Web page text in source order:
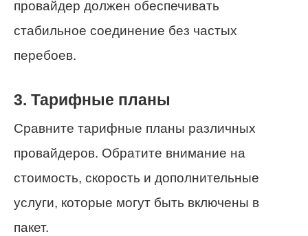
провайдер должен обеспечивать
стабильное соединение без частых
перебоев.
3. Тарифные планы
Сравните тарифные планы различных
провайдеров. Обратите внимание на
стоимость, скорость и дополнительные
услуги, которые могут быть включены в
пакет.